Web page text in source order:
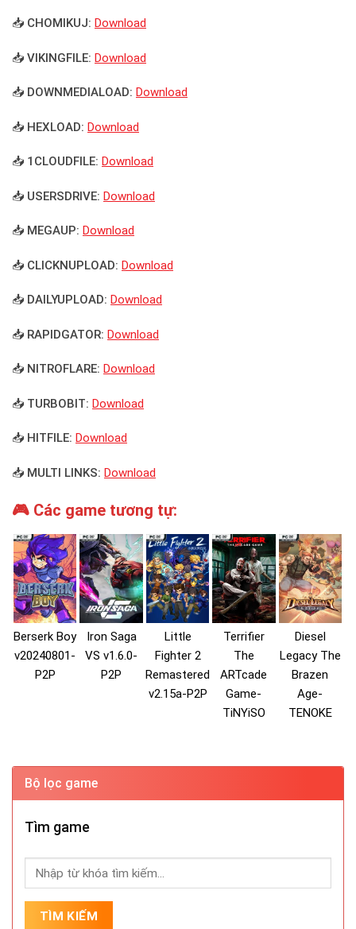
📥 CHOMIKUJ: Download
📥 VIKINGFILE: Download
📥 DOWNMEDIALOAD: Download
📥 HEXLOAD: Download
📥 1CLOUDFILE: Download
📥 USERSDRIVE: Download
📥 MEGAUP: Download
📥 CLICKNUPLOAD: Download
📥 DAILYUPLOAD: Download
📥 RAPIDGATOR: Download
📥 NITROFLARE: Download
📥 TURBOBIT: Download
📥 HITFILE: Download
📥 MULTI LINKS: Download
🎮 Các game tương tự:
Berserk Boy
v20240801-
P2P
Iron Saga
VS v1.6.0-
P2P
Little
Fighter 2
Remastered
v2.15a-P2P
Terrifier
The
ARTcade
Game-
TiNYiSO
Diesel
Legacy The
Brazen
Age-
TENOKE
Bộ lọc game
Tìm game